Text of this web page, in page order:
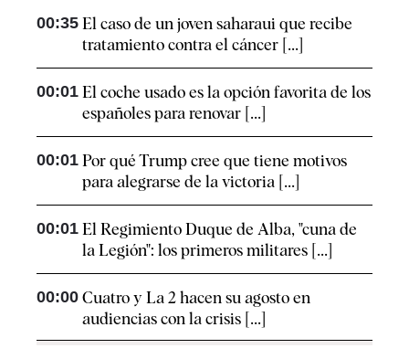
00:35 El caso de un joven saharaui que recibe
tratamiento contra el cáncer [...]
00:01 El coche usado es la opción favorita de los
españoles para renovar [...]
00:01 Por qué Trump cree que tiene motivos
para alegrarse de la victoria [...]
00:01 El Regimiento Duque de Alba, "cuna de
la Legión": los primeros militares [...]
00:00 Cuatro y La 2 hacen su agosto en
audiencias con la crisis [...]